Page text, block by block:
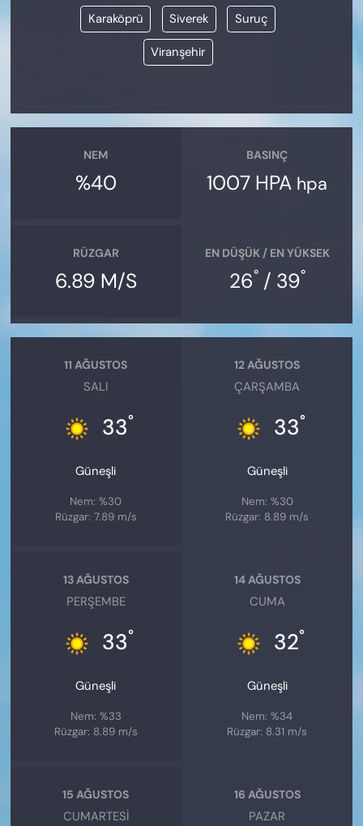
Karaköprü Siverek Suruç
Viranşehir
NEM
%40
BASINÇ
1007 HPA hpa
RÜZGAR
6.89 M/S
EN DÜŞÜK / EN YÜKSEK
26°/ 39°
11 AĞUSTOS
SALI
33°
Güneşli
Nem: %30
Rüzgar: 7.89 m/s
12 AĞUSTOS
ÇARŞAMBA
33°
Güneşli
Nem: %30
Rüzgar: 8.89 m/s
13 AĞUSTOS
PERŞEMBE
33°
Güneşli
Nem: %33
Rüzgar: 8.89 m/s
14 AĞUSTOS
CUMA
32°
Güneşli
Nem: %34
Rüzgar: 8.31 m/s
15 AĞUSTOS
CUMARTESI
16 AĞUSTOS
PAZAR